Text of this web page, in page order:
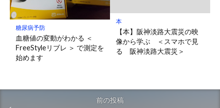
糖尿病予防
血糖値の変動がわかる ＜
FreeStyleリブレ ＞ で測定を
始めます
本
【本】阪神淡路大震災の映
像から学ぶ ＜スマホで見
る 阪神淡路大震災＞
前の投稿